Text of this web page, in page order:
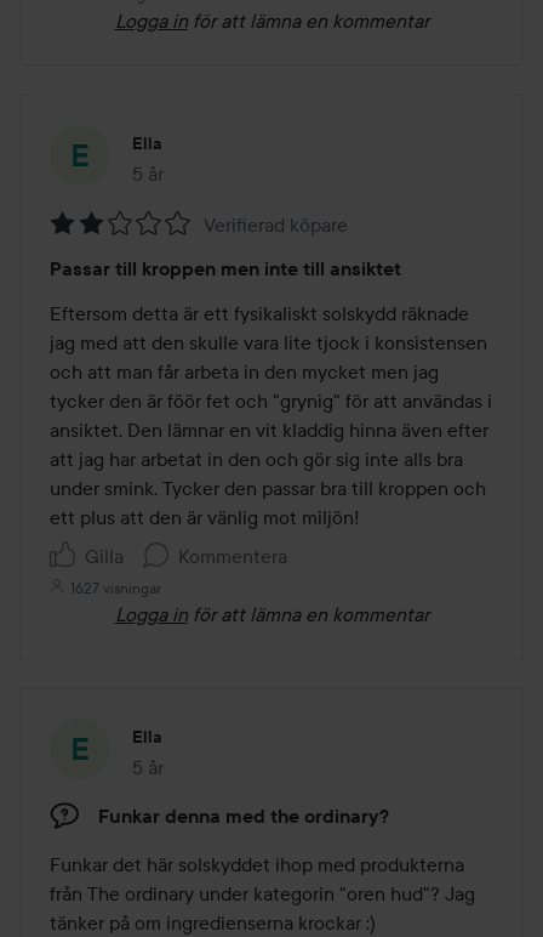
Logga in för att lämna en kommentar
Ella
5 år
Inlägget skapades 5 år
2
av
5
Verifierad köpare
Passar till kroppen men inte till ansiktet
Eftersom detta är ett fysikaliskt solskydd räknade
jag med att den skulle vara lite tjock i konsistensen
och att man får arbeta in den mycket men jag
tycker den är föör fet och "grynig" för att användas i
ansiktet. Den lämnar en vit kladdig hinna även efter
att jag har arbetat in den och gör sig inte alls bra
under smink. Tycker den passar bra till kroppen och
ett plus att den är vänlig mot miljön!
Gilla
Kommentera
1627 visningar
Logga in för att lämna en kommentar
Ella
5 år
Inlägget skapades 5 år
Funkar denna med the ordinary?
Funkar det här solskyddet ihop med produkterna
från The ordinary under kategorin "oren hud"? Jag
tänker på om ingredienserna krockar :)